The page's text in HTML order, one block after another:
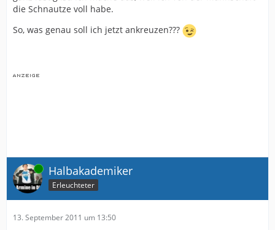
die Schnautze voll habe.
So, was genau soll ich jetzt ankreuzen???
Online Halbakademiker
Erleuchteter
13. September 2011 um 13:50